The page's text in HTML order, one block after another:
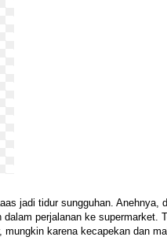
jadi tidur sungguhan. Anehnya,
perjalanan ke supermarket.
karena kecapekan dan